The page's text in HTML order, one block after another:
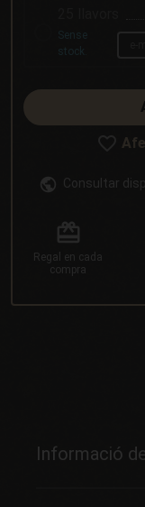
Sense
stock.
Consultar
Regal en cada
compra
Informació